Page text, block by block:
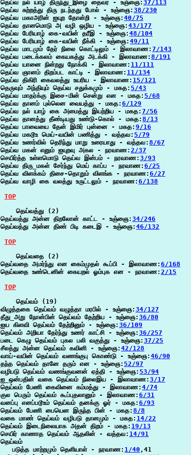
தெய்வ நல் யாழ் திருந்து_இழை தைவர - உஞ்ஞை: 37/113
தெய்வ சுற்றத்து திரு நடந்தது போல் - உஞ்ஞை: 38/230
தெய்வ மகாஅரின் ஐயுற தோன்றி - உஞ்ஞை: 40/75
தெய்வ தானமொடு அ வழி ஒழிய - உஞ்ஞை: 43/177
தெய்வ பேரியாழ் கை-வயின் தரீஇ - உஞ்ஞை: 48/104
தெய்வ பேரியாழ் கை-வயின் நீக்கி - உஞ்ஞை: 49/11
தெய்வ மாடமும் தேர் நிலை கொட்டிலும் - இலாவாண: 7/143
தெய்வ படைக்கலம் கையகத்து அடக்கி - இலாவாண: 8/191
தெய்வ யானை நின்றது நோக்கி - இலாவாண: 11/111
தெய்வ ஞானம் திறம்பட காட்டி - இலாவாண: 11/134
தெய்வ திகிரி கைவலத்து உயரிய - இலாவாண: 15/121
தெருவும் அந்தியும் தெய்வ சதுக்கமும் - மகத: 5/43
தெய்வ மாதர்க்கு இசை-மின் சென்று என - மகத: 5/68
தெய்வ தானம் புல்லென வையத்து - மகத: 6/129
தெய்வ நல் யாழ் கை அமைத்து இயற்றிய - மகத: 7/56
தெய்வ தானத்து தீண்டியது உண்டு-கொல் - மகத: 8/13
தெய்வ பாவையை தேன் இமிர் புன்னை - மகத: 9/16
தெய்வ மகடூஉ மெய்-வயின் பணித்து - வத்தவ: 5/79
தெய்வ உணர்வில் தெரிந்து மாறு உரையாது - வத்தவ: 8/67
தெய்வ மகன் எனும் ஐயுறவு அகல - நரவாண: 2/37
செயிர்த்த உள்ளமொடு தெய்வ இன்பம் - நரவாண: 3/93
தெய்வ திரு_மகள் சேர்ந்து மெய் காப்ப - நரவாண: 6/25
தெய்வ விளக்கம் திசை-தொறும் விளங்க - நரவாண: 6/27
தெய்வ வாழி கை வலத்து உருட்டலும் - நரவாண: 6/138
TOP
    தெய்வத்து (2)
தெய்வத்து அன்ன திறலோன் காட்ட - உஞ்ஞை: 34/246
தெய்வத்து அன்ன திண் பிடி கடைஇ - உஞ்ஞை: 46/132
TOP
    தெய்வதை (2)
தெய்வதை அமர்ந்து என கைம்முதல் கூப்பி - இலாவாண: 6/168
தெய்வதை உண்டெனின் கையறல் ஓம்புக என - நரவாண: 2/15
TOP
    தெய்வம் (19)
விழுத்தகை தெய்வம் வழுத்தா மரபில் - உஞ்ஞை: 34/127
தீது_அறு நோன்பின் தெய்வம் தேற்றிய - உஞ்ஞை: 36/80
ஐய கிளவி தெய்வம் தேற்றினும் - உஞ்ஞை: 36/109
தெய்வம் அறியா தேர்ந்து உணர் காட்சி - உஞ்ஞை: 36/257
படை கெழு தெய்வம் புகல பலி வகுத்து - உஞ்ஞை: 37/25
சீலத்து அன்ன தெய்வம் கவினி - உஞ்ஞை: 42/128
வாய்-வயின் தெய்வம் வணங்குபு கொண்டு - உஞ்ஞை: 46/90
தந்த தெய்வம் தானே தரும் என - உஞ்ஞை: 52/97
வழிபடு தெய்வம் வணங்குவனன் ஏத்தி - உஞ்ஞை: 53/94
ஐ_ஒன்பதின் வகை தெய்வம் நிலைஇய - இலாவாண: 3/17
தெய்வம் பேணி கைவினை கம்மத்து - இலாவாண: 4/74
குல பெரும் தெய்வம் கூப்புதலானும் - இலாவாண: 6/31
வனப்பு எனப்படூஉம் தெய்வம் தனக்கு ஓர் - மகத: 6/93
தெய்வம் பேணி பையென இருந்த பின் - மகத: 8/8
வகை மாண் தெய்வம் வழிபடு தானமும் - மகத: 14/22
தெய்வம் இடைநிலையாக அதன் திறம் - மகத: 19/13
செயிர் காணாத தெய்வம் ஆதலின் - வத்தவ: 14/91
தெய்வம்
   படுத்த மாற்றமும் தெளியாள் - நரவாண:
1/40 ,41